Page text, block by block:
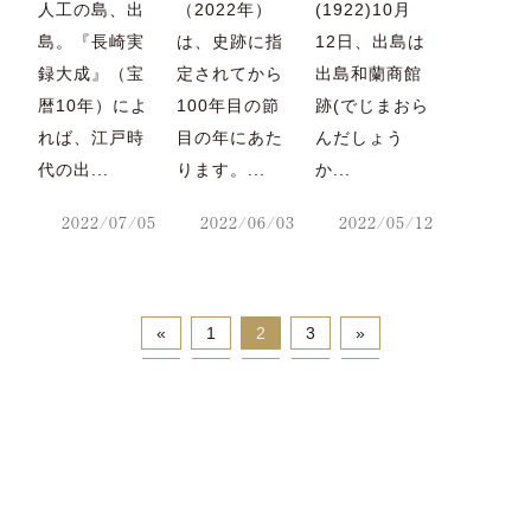
人工の島、出
島。『長崎実
録大成』（宝
暦10年）によ
れば、江戸時
代の出...
2022/07/05
（2022年）
は、史跡に指
定されてから
100年目の節
目の年にあた
ります。...
2022/06/03
(1922)10月
12日、出島は
出島和蘭商館
跡(でじまおら
んだしょう
か...
2022/05/12
« 1 2 3 »